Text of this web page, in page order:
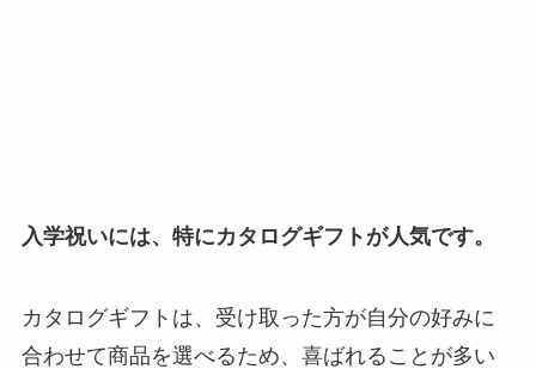
入学祝いには、特にカタログギフトが人気です。
カタログギフトは、受け取った方が自分の好みに
合わせて商品を選べるため、喜ばれることが多い